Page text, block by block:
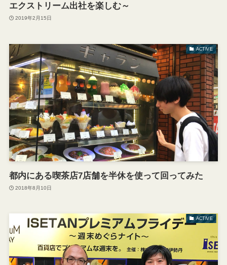
エクストリーム出社を楽しむ～
2019年2月15日
ACTIVE
都内にある喫茶店7店舗を半休を使って回ってみた
2018年8月10日
ACTIVE